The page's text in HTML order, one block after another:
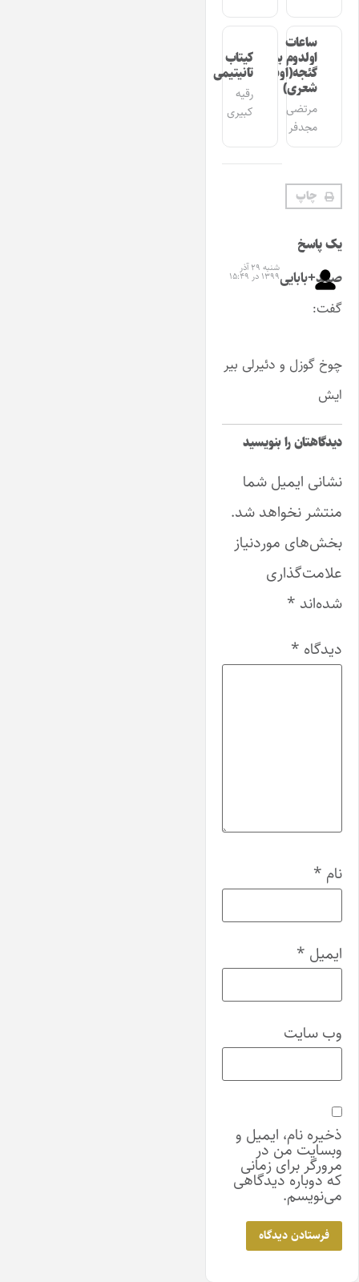
ساعات
اولدوم بیر
گئجه(اوشاق
شعری)
مرتضی
مجدفر
کیتاب
تانیتیمی
رقیه
کبیری
چاپ
یک پاسخ
صمد+بابایی
گفت:
شنبه ۲۹ آذر
۱۳۹۹ در ۱۵:۴۹
چوخ گوزل و دئیرلی بیر
ایش
دیدگاهتان را بنویسید
نشانی ایمیل شما
منتشر نخواهد شد.
بخش‌های موردنیاز
علامت‌گذاری
شده‌اند *
دیدگاه *
نام *
ایمیل *
وب‌ سایت
ذخیره نام، ایمیل و
وبسایت من در
مرورگر برای زمانی
که دوباره دیدگاهی
می‌نویسم.